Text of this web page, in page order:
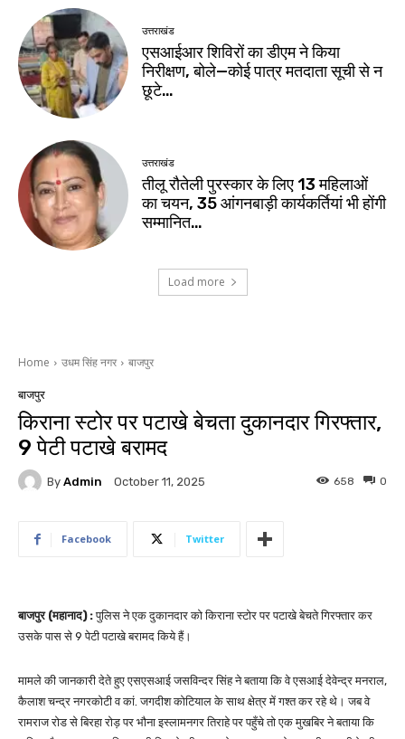
उत्तराखंड
एसआईआर शिविरों का डीएम ने किया
निरीक्षण, बोले—कोई पात्र मतदाता सूची से न
छूटे…
उत्तराखंड
तीलू रौतेली पुरस्कार के लिए 13 महिलाओं
का चयन, 35 आंगनबाड़ी कार्यकर्तियां भी होंगी
सम्मानित…
Load more